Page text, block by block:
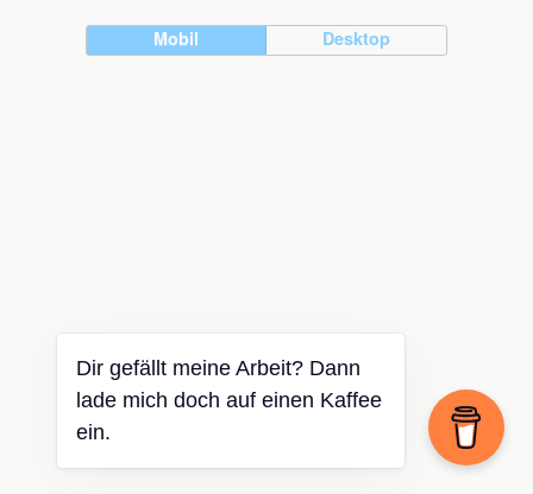
Mobil Desktop
Dir gefällt meine Arbeit? Dann
lade mich doch auf einen Kaffee
ein.